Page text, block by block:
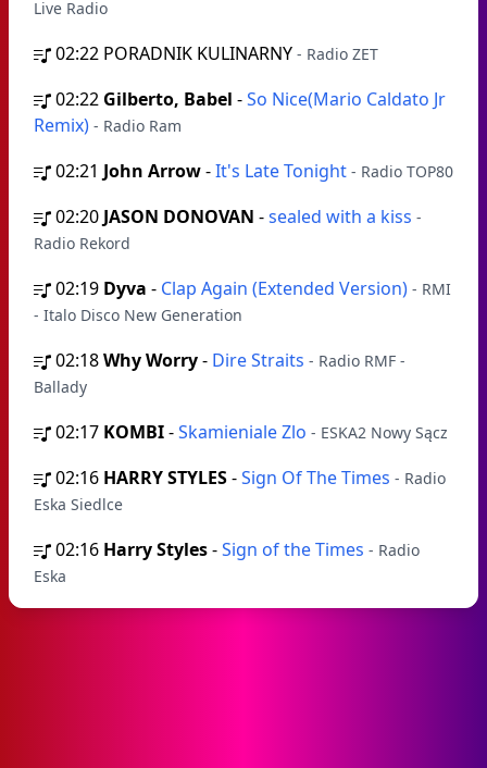
Live Radio
02:22 PORADNIK KULINARNY - Radio ZET
02:22 Gilberto, Babel -So Nice(Mario Caldato Jr
Remix) - Radio Ram
02:21 John Arrow-It's Late Tonight - Radio TOP80
02:20 JASON DONOVAN -sealed with a kiss -
Radio Rekord
02:19 Dyva - Clap Again (Extended Version) - RMI
- Italo Disco New Generation
02:18Why Worry- Dire Straits - Radio RMF -
Ballady
02:17 KOMBI-Skamieniale Zlo - ESKA2 Nowy Sącz
02:16 HARRY STYLES-Sign Of The Times - Radio
Eska Siedlce
02:16 Harry Styles-Sign of the Times - Radio
Eska